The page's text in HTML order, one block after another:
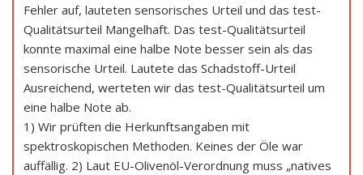
Fehler auf, lauteten sensorisches Urteil und das test-
Qualitätsurteil Mangelhaft. Das test-Qualitätsurteil
konnte maximal eine halbe Note besser sein als das
sensorische Urteil. Lautete das Schadstoff-Urteil
Ausreichend, werteten wir das test-Qualitätsurteil um
eine halbe Note ab.
1) Wir prüften die Herkunftsangaben mit
spektroskopischen Methoden. Keines der Öle war
auffällig. 2) Laut EU-Olivenöl-Verordnung muss „natives